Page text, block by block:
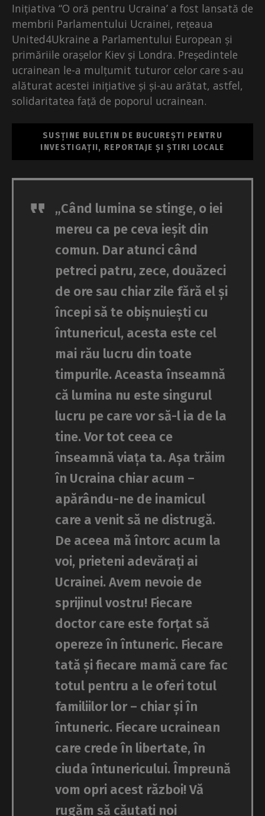
Inițiativa “O oră pentru Ucraina’ a fost lansată de
membrii Parlamentului Ucrainei, rețeaua
United4Ukraine a Parlamentului European și
primăriile orașelor Kiev și Londra. Președintele
ucrainean le-a mulțumit tuturor celor care s-au
alăturat acestei inițiative și și-au arătat, astfel,
solidaritatea față de poporul ucrainean.
SUSȚINE BULETIN DE BUCUREȘTI PENTRU
INVESTIGAȚII, REPORTAJE ȘI ȘTIRI LOCALE
„Când lumina se stinge, o iei
mereu ca pe ceva ieșit din
comun. Dar atunci când
petreci patru, zece, douăzeci
de ore sau chiar zile fără el și
începi să te obișnuiești cu
întunericul, acesta este cel
mai rău lucru din toate
timpurile. Aceasta înseamnă
că lumina nu este singurul
lucru pe care vor să-l ia de la
tine. Vor tot ceea ce
înseamnă viața ta. Așa trăim
în Ucraina chiar acum –
apărându-ne de inamicul
care a venit să ne distrugă.
De aceea mă întorc acum la
voi, prieteni adevărați ai
Ucrainei. Avem nevoie de
sprijinul vostru! Fiecare
doctor care este forțat să
opereze în întuneric. Fiecare
tată și fiecare mamă care fac
totul pentru a le oferi totul
familiilor lor – chiar și în
întuneric. Fiecare ucrainean
care crede în libertate, în
ciuda întunericului. Împreună
vom opri acest război! Vă
rugăm să căutați noi